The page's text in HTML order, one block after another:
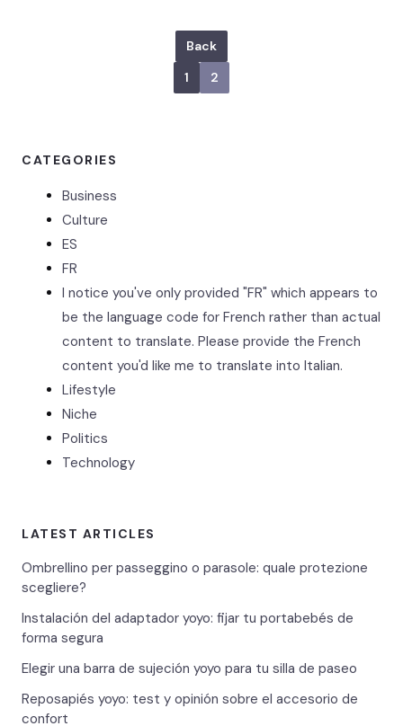
Back
1
2
CATEGORIES
Business
Culture
ES
FR
I notice you've only provided "FR" which appears to
be the language code for French rather than actual
content to translate. Please provide the French
content you'd like me to translate into Italian.
Lifestyle
Niche
Politics
Technology
LATEST ARTICLES
Ombrellino per passeggino o parasole: quale protezione
scegliere?
Instalación del adaptador yoyo: fijar tu portabebés de
forma segura
Elegir una barra de sujeción yoyo para tu silla de paseo
Reposapiés yoyo: test y opinión sobre el accesorio de
confort